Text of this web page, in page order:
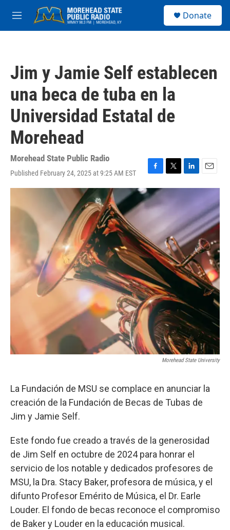
Skip to main content
M
e
Donate
Jim y Jamie Self establecen
una beca de tuba en la
Universidad Estatal de
Morehead
Morehead State Public Radio
Published February 24, 2025 at 9:25 AM EST
F
a
c
e
k
T
w
i
t
r
L
i
k
d
I
n
E
m
a
l
Morehead State University
La Fundación de MSU se complace en anunciar la
creación de la Fundación de Becas de Tubas de
Jim y Jamie Self.
Este fondo fue creado a través de la generosidad
de Jim Self en octubre de 2024 para honrar el
servicio de los notable y dedicados profesores de
MSU, la Dra. Stacy Baker, profesora de música, y el
difunto Profesor Emérito de Música, el Dr. Earle
Louder. El fondo de becas reconoce el compromiso
de Baker y Louder en la educación musical.